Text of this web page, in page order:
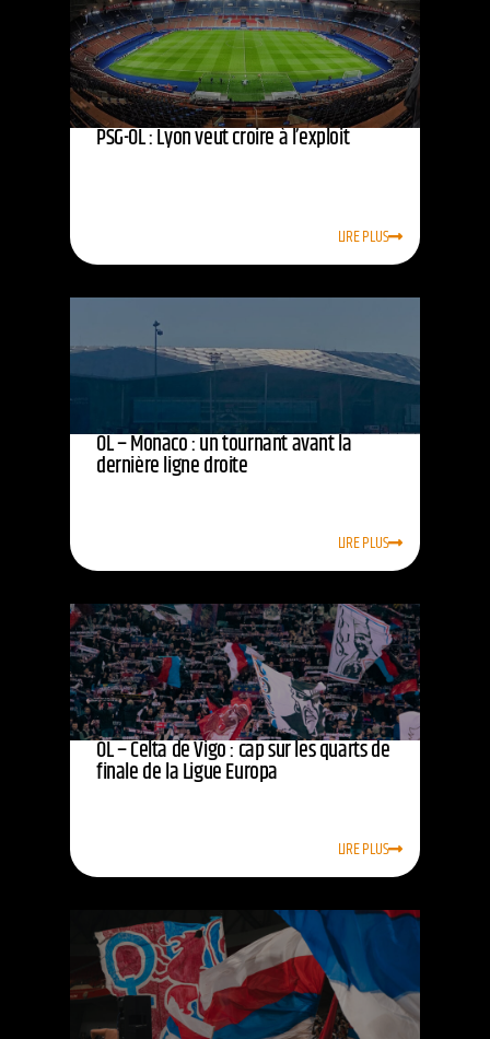
PSG-OL : Lyon veut croire à l’exploit
LIRE PLUS
OL – Monaco : un tournant avant la
dernière ligne droite
LIRE PLUS
OL – Celta de Vigo : cap sur les quarts de
finale de la Ligue Europa
LIRE PLUS